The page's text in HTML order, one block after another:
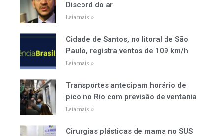
Discord do ar
Leia mais »
Cidade de Santos, no litoral de São
Paulo, registra ventos de 109 km/h
Leia mais »
Transportes antecipam horário de
pico no Rio com previsão de ventania
Leia mais »
Cirurgias plásticas de mama no SUS